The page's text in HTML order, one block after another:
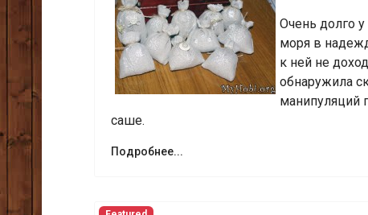
Очень долго
моря в
к ней не
обнаружила
манипуляций
саше.
Подробнее...